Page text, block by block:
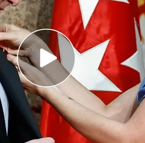
a la embajadora en